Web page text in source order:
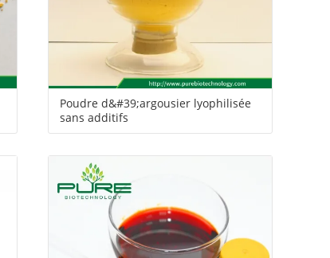
Poudre d&#39;argousier lyophilisée
sans additifs